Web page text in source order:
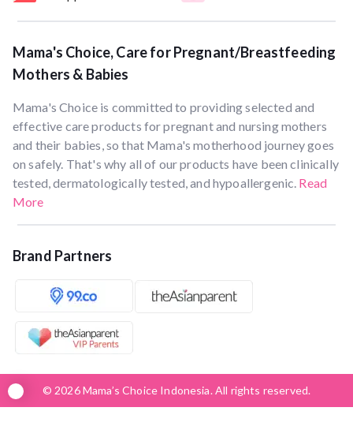
Mama's Choice, Care for Pregnant/Breastfeeding
Mothers & Babies
Mama's Choice is committed to providing selected and
effective care products for pregnant and nursing mothers
and their babies, so that Mama's motherhood journey goes
on safely. That's why all of our products have been clinically
tested, dermatologically tested, and hypoallergenic. Read
More
Brand Partners
© 2026 Mama’s Choice Indonesia. All rights reserved.